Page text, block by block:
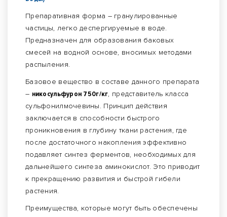
Препаративная форма – гранулированные
частицы, легко деспергируемые в воде.
Предназначен для образования баковых
смесей на водной основе, вносимых методами
распыления.
Базовое вещество в составе данного препарата
– никосульфурон 750г/кг, представитель класса
сульфонилмочевины. Принцип действия
заключается в способности быстрого
проникновения в глубину ткани растения, где
после достаточного накопления эффективно
подавляет синтез ферментов, необходимых для
дальнейшего синтеза аминокислот. Это приводит
к прекращению развития и быстрой гибели
растения.
Преимущества, которые могут быть обеспечены